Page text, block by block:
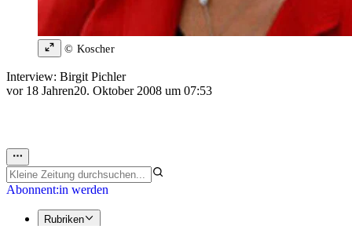
© Koscher
Interview: Birgit Pichler
vor 18 Jahren20. Oktober 2008 um 07:53
Abonnent:in werden
Rubriken